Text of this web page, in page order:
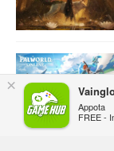
×
Appota
FREE -